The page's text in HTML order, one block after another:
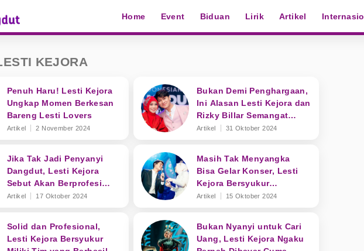
Home Event Biduan Lirik Artikel
KEJORA
Penuh Haru! Lesti Kejora
Ungkap Momen Berkesan
Bareng Lesti Lovers
Artikel 2 November 2024
Bukan Demi Penghargaan,
Ini Alasan Lesti Kejora dan
Rizky Billar Semangat
Berkarya
Artikel 31 Oktober 2024
Jika Tak Jadi Penyanyi
Dangdut, Lesti Kejora
Sebut Akan Berprofesi
Sebagai Ini!
Artikel 17 Oktober 2024
Masih Tak Menyangka
Bisa Gelar Konser, Lesti
Kejora Bersyukur
Dikelilingi Orang Baik
Artikel 15 Oktober 2024
Solid dan Profesional,
Lesti Kejora Bersyukur
Bukan Nyanyi untuk Cari
Uang, Lesti Kejora Ngaku